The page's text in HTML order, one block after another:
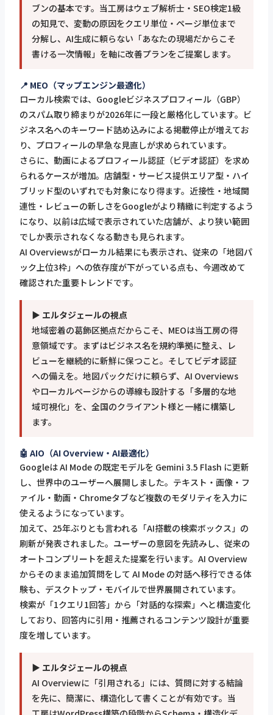
ブンの基本です。当工房はウェブ解析士・SEO検定1級
の知見で、変動の原因をクエリ単位・ページ単位まで
分解し、AI生成に頼らない「あなたの現場だからこそ
書ける一次情報」を軸に改善プランをご提案します。
📍 MEO（マップエンジン最適化）
ローカル検索では、Googleビジネスプロフィール（GBP）
のスパム取り締まりが2026年に一段と厳格化しています。ビ
ジネス名へのキーワード詰め込みによる掲載停止が増えてお
り、プロフィールの早急な見直しが求められています。
さらに、動画によるプロフィール認証（ビデオ認証）を求め
られるケースが増加。店舗型・サービス提供エリア型・ハイ
ブリッド型のいずれでも対象になり得ます。近接性・地域関
連性・レビューの新しさをGoogleがより精緻に判定するよう
になり、以前は広域で表示されていた店舗が、より狭い範囲
でしか表示されなくなる動きも見られます。
AI Overviewsがローカル結果にも表示され、従来の「地図パ
ック上位3枠」への依存度が下がっている点も、今週改めて
確認された重要トレンドです。
▶ エルタジェールの視点
地域密着の葛飾区拠点だからこそ、MEOは当工房の得
意領域です。まずはビジネス名を規約準拠に整え、レ
ビューを継続的に新鮮に保つこと。そしてビデオ認証
への備えを。地図パックだけに頼らず、AI Overviews
やローカルページからの導線も設計する「多層的な地
域可視化」を、全国のクライアント様と一緒に構築し
ます。
🤖 AIO（AI Overview・AI最適化）
Googleは AI Mode の既定モデルを Gemini 3.5 Flash に更新
し、世界中のユーザーへ展開しました。テキスト・画像・フ
ァイル・動画・Chromeタブなど複数のモダリティを入力に
使えるようになっています。
加えて、25年ぶりとも言われる「AI搭載の検索ボックス」の
刷新が発表されました。ユーザーの意図を先読みし、従来の
オートコンプリートを超えた提案を行います。AI Overview
からそのまま追加質問をして AI Mode の対話へ移行できる体
験も、デスクトップ・モバイルで世界展開されています。
検索が「1クエリ1回答」から「対話的な探索」へと構造変化
しており、回答内に引用・推薦されるコンテンツ設計が重要
度を増しています。
▶ エルタジェールの視点
AI Overviewに「引用される」には、質問に対する結論
を先に、簡潔に、構造化して書くことが有効です。当